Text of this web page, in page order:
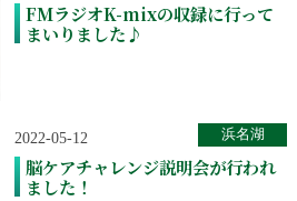
FMラジオK-mixの収録に行って
まいりました♪
2022-05-12
脳ケアチャレンジ説明会が行われ
ました！
浜名湖